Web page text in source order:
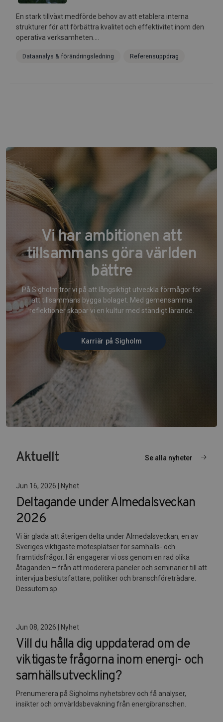
En stark tillväxt medförde behov av att etablera interna
strukturer för att förbättra kvalitet och effektivitet inom den
operativa verksamheten....
Dataanalys & förändringsledning Referensuppdrag
Vi har ambitionen att
tillsammans göra världen
bättre
På Sigholm tror vi på att långsiktigt utveckla förmågor för
att tillsammans bygga bolaget. Med gemensamma
reflektioner skapar vi en kultur med ständigt lärande.
Karriär på Sigholm
Aktuellt Se alla nyheter
Jun 16, 2026 | Nyhet
Deltagande under Almedalsveckan
2026
Vi är glada att återigen delta under Almedalsveckan, en av
Sveriges viktigaste mötesplatser för samhälls- och
framtidsfrågor. I år engagerar vi oss genom en rad olika
åtaganden – från att moderera paneler och seminarier till att
intervjua beslutsfattare, politiker och branschföreträdare.
Dessutom sp
Jun 08, 2026 | Nyhet
Vill du hålla dig uppdaterad om de
viktigaste frågorna inom energi- och
samhällsutveckling?
Prenumerera på Sigholms nyhetsbrev och få analyser,
insikter och omvärldsbevakning från energibranschen.